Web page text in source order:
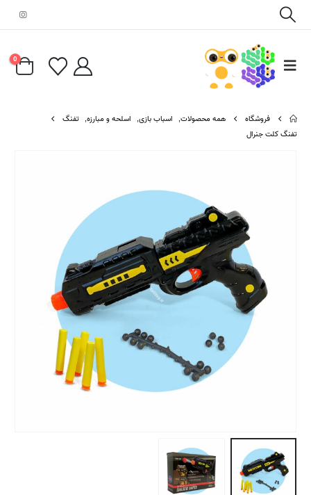
0
فروشگاه همه محصولات, اسباب بازی, اسلحه و مبارزه, تفنگ
تفنگ کلت جنرال